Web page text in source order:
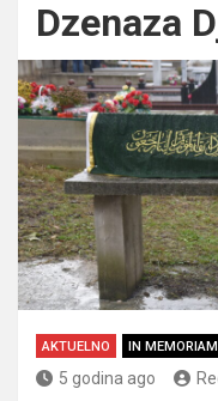
Dzenaza
AKTUELNO IN MEMORIAM
5 godina ago